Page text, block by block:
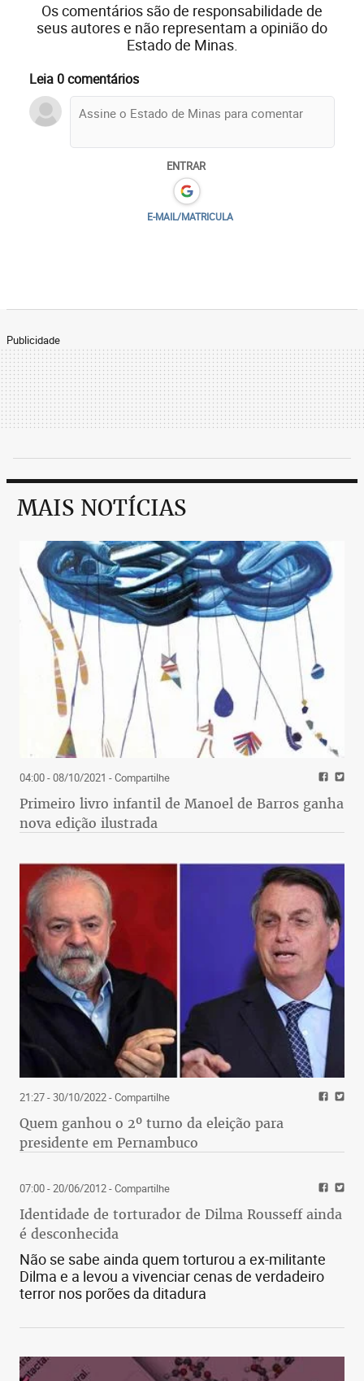
Os comentários são de responsabilidade de
seus autores e não representam a opinião do
Estado de Minas.
Leia 0 comentários
ENTRAR
E-MAIL/MATRICULA
Publicidade
MAIS NOTÍCIAS
04:00 - 08/10/2021 - Compartilhe
Primeiro livro infantil de Manoel de Barros ganha
nova edição ilustrada
21:27 - 30/10/2022- Compartilhe
Quem ganhou o 2º turno da eleição para
presidente em Pernambuco
07:00 - 20/06/2012- Compartilhe
Identidade de torturador de Dilma Rousseff ainda
é desconhecida
Não se sabe ainda quem torturou a ex-militante
Dilma e a levou a vivenciar cenas de verdadeiro
terror nos porões da ditadura